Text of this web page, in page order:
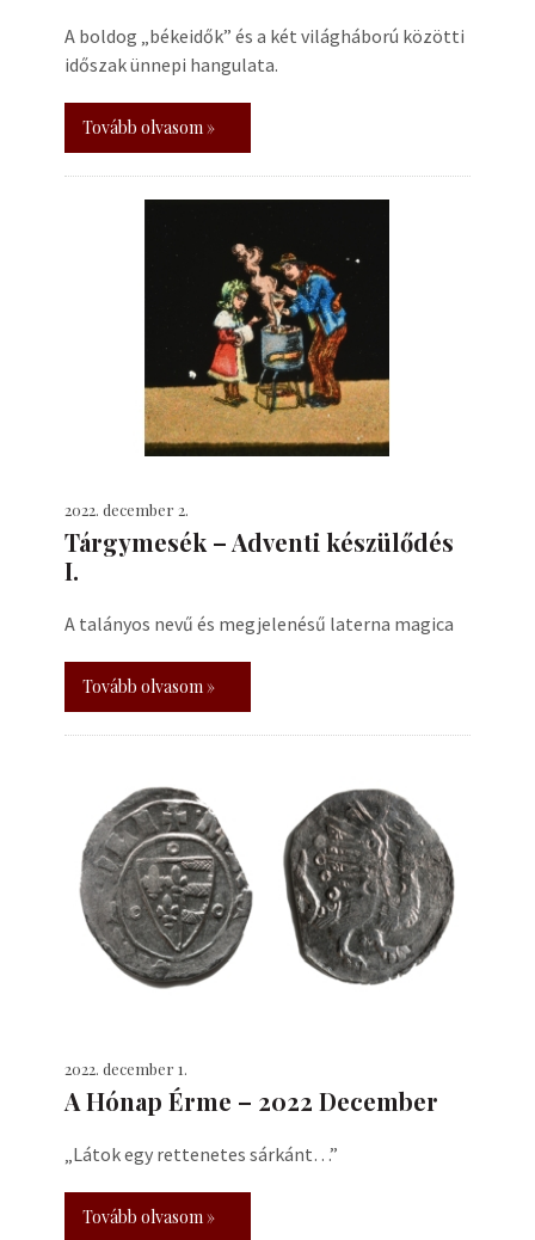
A boldog „békeidők” és a két világháború közötti
időszak ünnepi hangulata.
Tovább olvasom »
2022. december 2.
Tárgymesék – Adventi készülődés
I.
A talányos nevű és megjelenésű laterna magica
Tovább olvasom »
2022. december 1.
A Hónap Érme – 2022 December
„Látok egy rettenetes sárkánt…”
Tovább olvasom »